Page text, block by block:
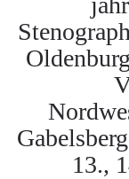
13.,